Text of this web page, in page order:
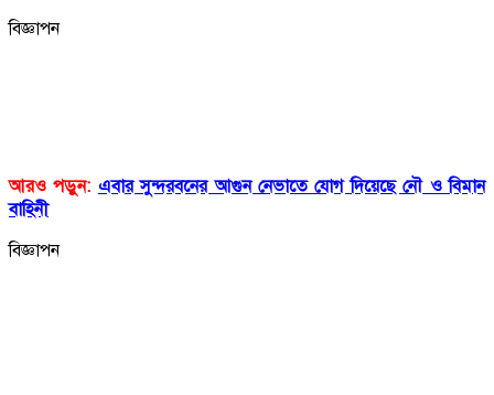
বিজ্ঞাপন
আরও পড়ুন: এবার সুন্দরবনের আগুন নেভাতে যোগ দিয়েছে নৌ ও বিমান
বাহিনী
বিজ্ঞাপন